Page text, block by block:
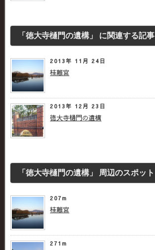
「徳大寺樋門の遺構」 に関連する記事
2013年 11月 24日
桂離宮
2013年 12月 23日
徳大寺樋門の遺構
「徳大寺樋門の遺構」 周辺のスポット
207m
桂離宮
271m